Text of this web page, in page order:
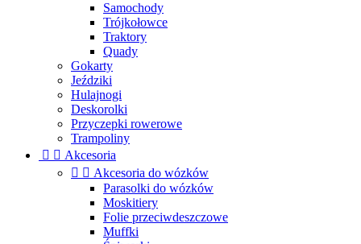
Samochody
Trójkołowce
Traktory
Quady
Gokarty
Jeździki
Hulajnogi
Deskorolki
Przyczepki rowerowe
Trampoliny
  Akcesoria
  Akcesoria do wózków
Parasolki do wózków
Moskitiery
Folie przeciwdeszczowe
Muffki